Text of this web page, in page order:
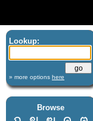
Lookup:
» more options here
Browse